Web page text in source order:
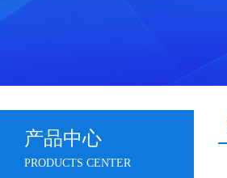
产品中心
PRODUCTS CENTER